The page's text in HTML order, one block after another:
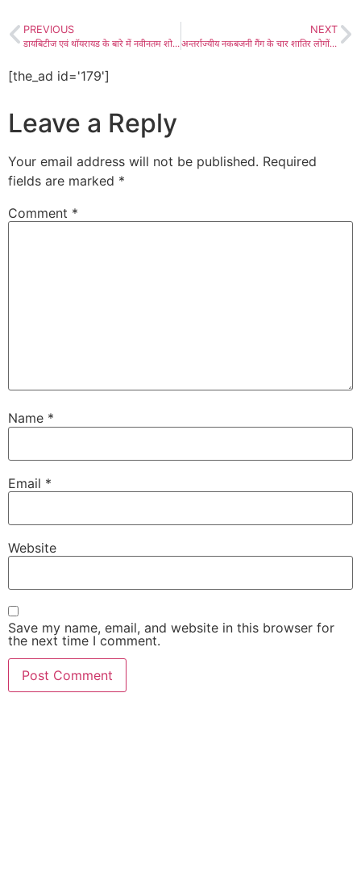
PREVIOUS
डायबिटीज एवं थाॅयरायड के बारे में नवीनतम शोध-परिणामों से करवाया चिकित्सकों को अवगत. सुजला क्षेत्र के सभी चिकित्सकों ने उठाया कार्यशाला का लाभ
NEXT
अन्तर्राज्यीय नकबजनी गैंग के चार शातिर लोगों को मौलासर पुलिस ने दबोचा, एक कार बरामद, जसवंतगढ़ थाना क्षेत्र की चोरियों सहित अनेक चोरियों की वारदातें स्वीकार की, मुलजिमों पर विभिन्न क्षेत्रों में बहुत सारे मुकदमे लम्बित
[the_ad id='179']
Leave a Reply
Your email address will not be published. Required
fields are marked *
Comment *
Name *
Email *
Website
Save my name, email, and website in this browser for
the next time I comment.